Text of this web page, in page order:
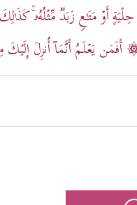
أَوۡ مَتَـٰعࣲ زَبَدࣱ مِّثۡلُهُۥۚ كَذَ
یَعۡلَمُ أَنَّمَاۤ أُنزِلَ